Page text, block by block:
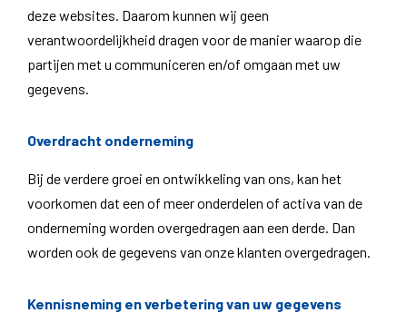
deze websites. Daarom kunnen wij geen
verantwoordelijkheid dragen voor de manier waarop die
partijen met u communiceren en/of omgaan met uw
gegevens.
Overdracht onderneming
Bij de verdere groei en ontwikkeling van ons, kan het
voorkomen dat een of meer onderdelen of activa van de
onderneming worden overgedragen aan een derde. Dan
worden ook de gegevens van onze klanten overgedragen.
Kennisneming en verbetering van uw gegevens